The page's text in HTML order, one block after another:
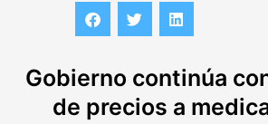
Gobierno continúa
de precios a